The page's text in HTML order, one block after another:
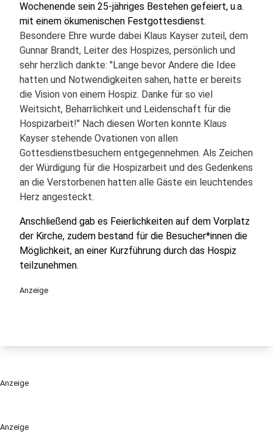
Anzeige
Wochenende sein 25-jähriges Bestehen gefeiert, u.a.
mit einem ökumenischen Festgottesdienst.
Besondere Ehre wurde dabei Klaus Kayser zuteil, dem
Gunnar Brandt, Leiter des Hospizes, persönlich und
sehr herzlich dankte: "Lange bevor Andere die Idee
hatten und Notwendigkeiten sahen, hatte er bereits
die Vision von einem Hospiz. Danke für so viel
Weitsicht, Beharrlichkeit und Leidenschaft für die
Hospizarbeit!" Nach diesen Worten konnte Klaus
Kayser stehende Ovationen von allen
Gottesdienstbesuchern entgegennehmen. Als Zeichen
der Würdigung für die Hospizarbeit und des Gedenkens
an die Verstorbenen hatten alle Gäste ein leuchtendes
Herz angesteckt.
Anschließend gab es Feierlichkeiten auf dem Vorplatz
der Kirche, zudem bestand für die Besucher*innen die
Möglichkeit, an einer Kurzführung durch das Hospiz
teilzunehmen.
Anzeige
Anzeige